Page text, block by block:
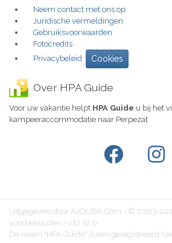
Neem contact met ons op
Juridische vermeldingen
Gebruiksvoorwaarden
Fotocredits
Privacybeleid
Cookies
Over HPA Guide
Voor uw vakantie helpt HPA Guide u bij het
kampeeraccommodatie naar Perpezat
Uitgegeven door AJOUDA.Com - © 2003-
voorbehouden - v12.12.0
De naam "HPA Guide" is een geregistreerd